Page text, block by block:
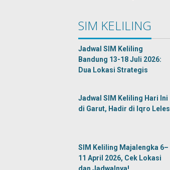
SIM KELILING
Jadwal SIM Keliling
Bandung 13-18 Juli 2026:
Dua Lokasi Strategis
Jadwal SIM Keliling Hari Ini
di Garut, Hadir di Iqro Leles
SIM Keliling Majalengka 6–
11 April 2026, Cek Lokasi